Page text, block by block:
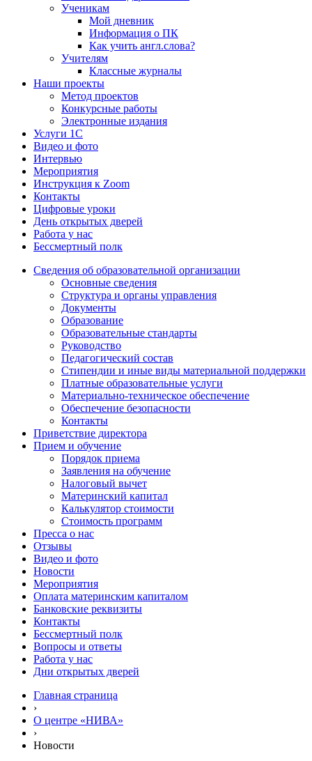
Ученикам
Мой дневник
Информация о ПК
Как учить англ.слова?
Учителям
Классные журналы
Наши проекты
Метод проектов
Конкурсные работы
Электронные издания
Услуги 1C
Видео и фото
Интервью
Мероприятия
Инструкция к Zoom
Контакты
Цифровые уроки
День открытых дверей
Работа у нас
Бессмертный полк
Сведения об образовательной организации
Основные сведения
Структура и органы управления
Документы
Образование
Образовательные стандарты
Руководство
Педагогический состав
Стипендии и иные виды материальной поддержки
Платные образовательные услуги
Материально-техническое обеспечение
Обеспечение безопасности
Контакты
Приветствие директора
Прием и обучение
Порядок приема
Заявления на обучение
Налоговый вычет
Материнский капитал
Калькулятор стоимости
Стоимость программ
Пресса о нас
Отзывы
Видео и фото
Новости
Мероприятия
Оплата материнским капиталом
Банковские реквизиты
Контакты
Бессмертный полк
Вопросы и ответы
Работа у нас
Дни открытых дверей
Главная страница
›
О центре «НИВА»
›
Новости